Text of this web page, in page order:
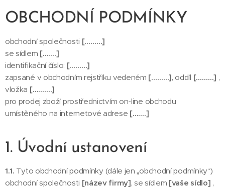
OBCHODNÍ PODMÍNKY
obchodní společnosti [………]
se sídlem […….]
identifikační číslo: [………]
zapsané v obchodním rejstříku vedeném [………], oddíl [………] ,
vložka [……….]
pro prodej zboží prostřednictvím on-line obchodu
umístěného na internetové adrese […….]
1. Úvodní ustanovení
1.1. Tyto obchodní podmínky (dále jen „obchodní podmínky“)
obchodní společnosti [název firmy], se sídlem [vaše sídlo] ,